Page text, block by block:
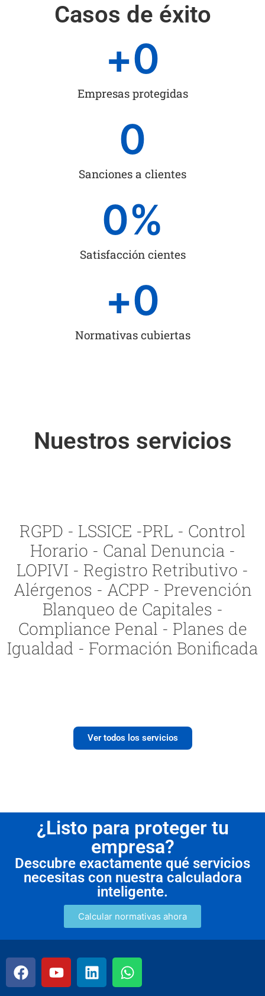
Casos de éxito
Empresas protegidas
+0
Sanciones a clientes
0
Satisfacción cientes
0%
Normativas cubiertas
+0
Nuestros servicios
RGPD - LSSICE -PRL - Control
Horario - Canal Denuncia -
LOPIVI - Registro Retributivo -
Alérgenos - ACPP - Prevención
Blanqueo de Capitales -
Compliance Penal - Planes de
Igualdad - Formación Bonificada
Ver todos los servicios
¿Listo para proteger tu
empresa?
Descubre exactamente qué servicios
necesitas con nuestra calculadora
inteligente.
Calcular normativas ahora